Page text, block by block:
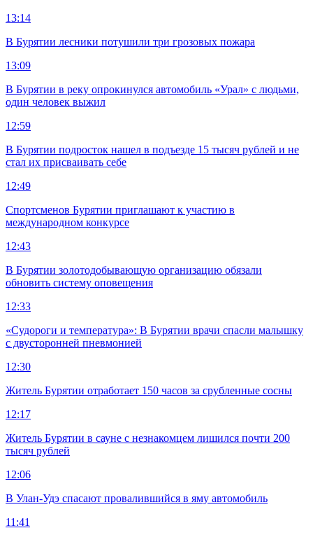
13:14
В Бурятии лесники потушили три грозовых пожара
13:09
В Бурятии в реку опрокинулся автомобиль «Урал» с людьми,
один человек выжил
12:59
В Бурятии подросток нашел в подъезде 15 тысяч рублей и не
стал их присваивать себе
12:49
Спортсменов Бурятии приглашают к участию в
международном конкурсе
12:43
В Бурятии золотодобывающую организацию обязали
обновить систему оповещения
12:33
«Судороги и температура»: В Бурятии врачи спасли малышку
с двусторонней пневмонией
12:30
Житель Бурятии отработает 150 часов за срубленные сосны
12:17
Житель Бурятии в сауне с незнакомцем лишился почти 200
тысяч рублей
12:06
В Улан-Удэ спасают провалившийся в яму автомобиль
11:41